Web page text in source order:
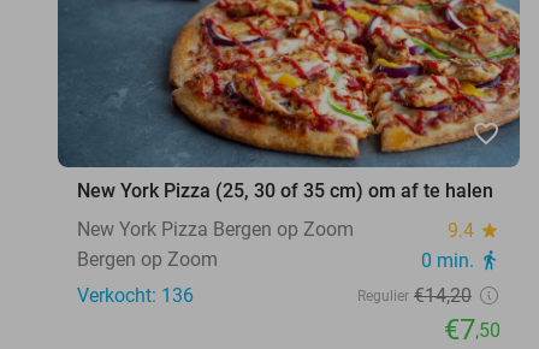
favorite_border
New York Pizza (25, 30 of 35 cm) om af te halen
New York Pizza Bergen op Zoom
9.4 star
Bergen op Zoom 0 min. directions_walk
Verkocht: 136 Regulier €14,20
€7,50